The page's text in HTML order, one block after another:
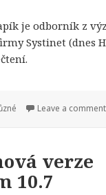
je odborník z
Systinet (dnes
Leave a comment
verze
10.7